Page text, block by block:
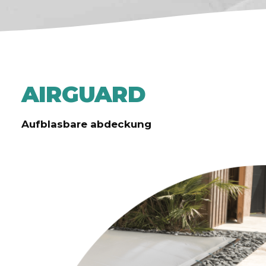
AIRGUARD
Aufblasbare abdeckung